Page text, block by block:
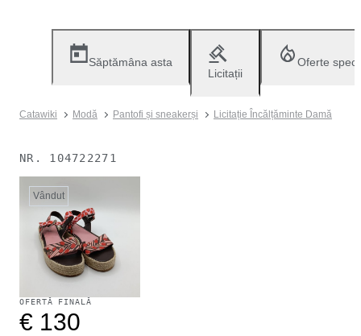
Săptămâna asta
Licitații
Oferte
Catawiki Modă Pantofi și sneakerși Licitație Încălțăminte Damă
NR. 104722271
Vândut
OFERTĂ FINALĂ
€ 130